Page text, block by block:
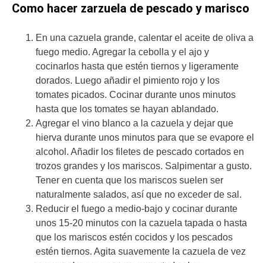
Como hacer zarzuela de pescado y marisco
En una cazuela grande, calentar el aceite de oliva a
fuego medio. Agregar la cebolla y el ajo y
cocinarlos hasta que estén tiernos y ligeramente
dorados. Luego añadir el pimiento rojo y los
tomates picados. Cocinar durante unos minutos
hasta que los tomates se hayan ablandado.
Agregar el vino blanco a la cazuela y dejar que
hierva durante unos minutos para que se evapore el
alcohol. Añadir los filetes de pescado cortados en
trozos grandes y los mariscos. Salpimentar a gusto.
Tener en cuenta que los mariscos suelen ser
naturalmente salados, así que no exceder de sal.
Reducir el fuego a medio-bajo y cocinar durante
unos 15-20 minutos con la cazuela tapada o hasta
que los mariscos estén cocidos y los pescados
estén tiernos. Agita suavemente la cazuela de vez